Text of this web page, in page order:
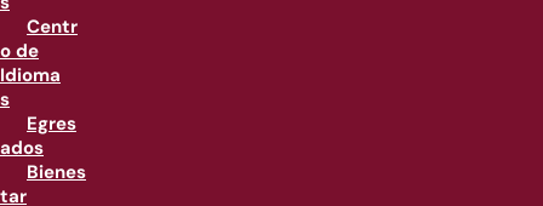
Centr
o de
Idioma
s
Egres
ados
Bienes
tar